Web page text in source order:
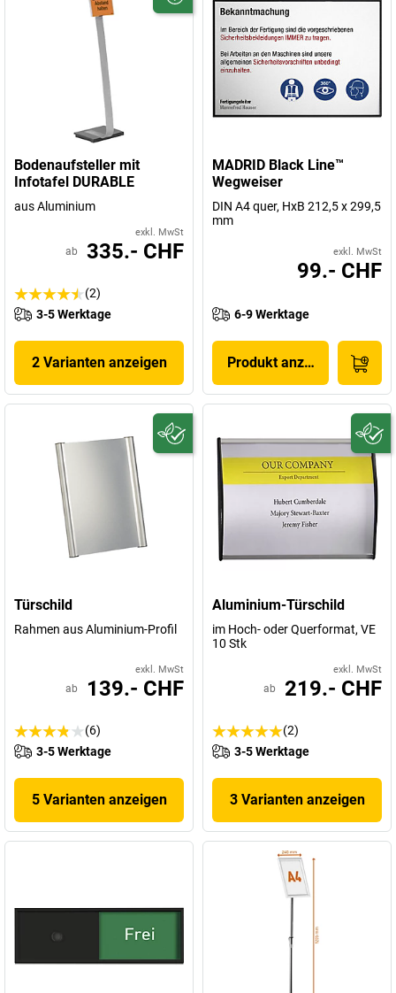
Bodenaufsteller mit
Infotafel DURABLE
aus Aluminium
exkl. MwSt
ab 335.- CHF
(2)
3-5 Werktage
2 Varianten anzeigen
MADRID Black Line™
Wegweiser
DIN A4 quer, HxB 212,5 x 299,5
mm
exkl. MwSt
99.- CHF
6-9 Werktage
Produkt anzeigen
Türschild
Rahmen aus Aluminium-Profil
exkl. MwSt
ab 139.- CHF
(6)
3-5 Werktage
5 Varianten anzeigen
Aluminium-Türschild
im Hoch- oder Querformat, VE
10 Stk
exkl. MwSt
ab 219.- CHF
(2)
3-5 Werktage
3 Varianten anzeigen